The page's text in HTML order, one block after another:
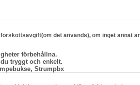
det används), om inget annat
förbehållna.
tryggt och enkelt.
Strumpbx